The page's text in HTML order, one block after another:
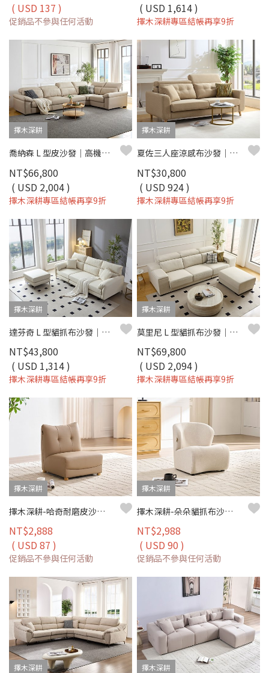
( USD 137 )
促銷品不參與任何活動
( USD 1,614 )
擇木深耕專區結帳再享9折
擇木深耕
喬納森 L 型皮沙發｜高機能耐磨皮 × 高密度彈力坐墊 × 十年骨架保固 – 擇木深耕系列
NT$66,800
( USD 2,004 )
擇木深耕專區結帳再享9折
擇木深耕
夏佐三人座涼感布沙發｜機能涼感紗 × 防潑水耐磨 × SGS 認證品質 – 擇木深耕
NT$30,800
( USD 924 )
擇木深耕專區結帳再享9折
擇木深耕
達芬奇 L 型貓抓布沙發｜比利時貓抓布 × 高密度彈力棉坐墊 × 十年骨架保固 – 擇木深耕系列
NT$43,800
( USD 1,314 )
擇木深耕專區結帳再享9折
擇木深耕
莫里尼 L 型貓抓布沙發｜舒柔貓抓布 × 可調頭靠 × 十年骨架保固 – 擇木深耕系列
NT$69,800
( USD 2,094 )
擇木深耕專區結帳再享9折
擇木深耕
擇木深耕-哈奇耐磨皮沙發椅（四色）
NT$2,888
( USD 87 )
促銷品不參與任何活動
擇木深耕
擇木深耕-朵朵貓抓布沙發椅(五色)
NT$2,988
( USD 90 )
促銷品不參與任何活動
擇木深耕 擇木深耕